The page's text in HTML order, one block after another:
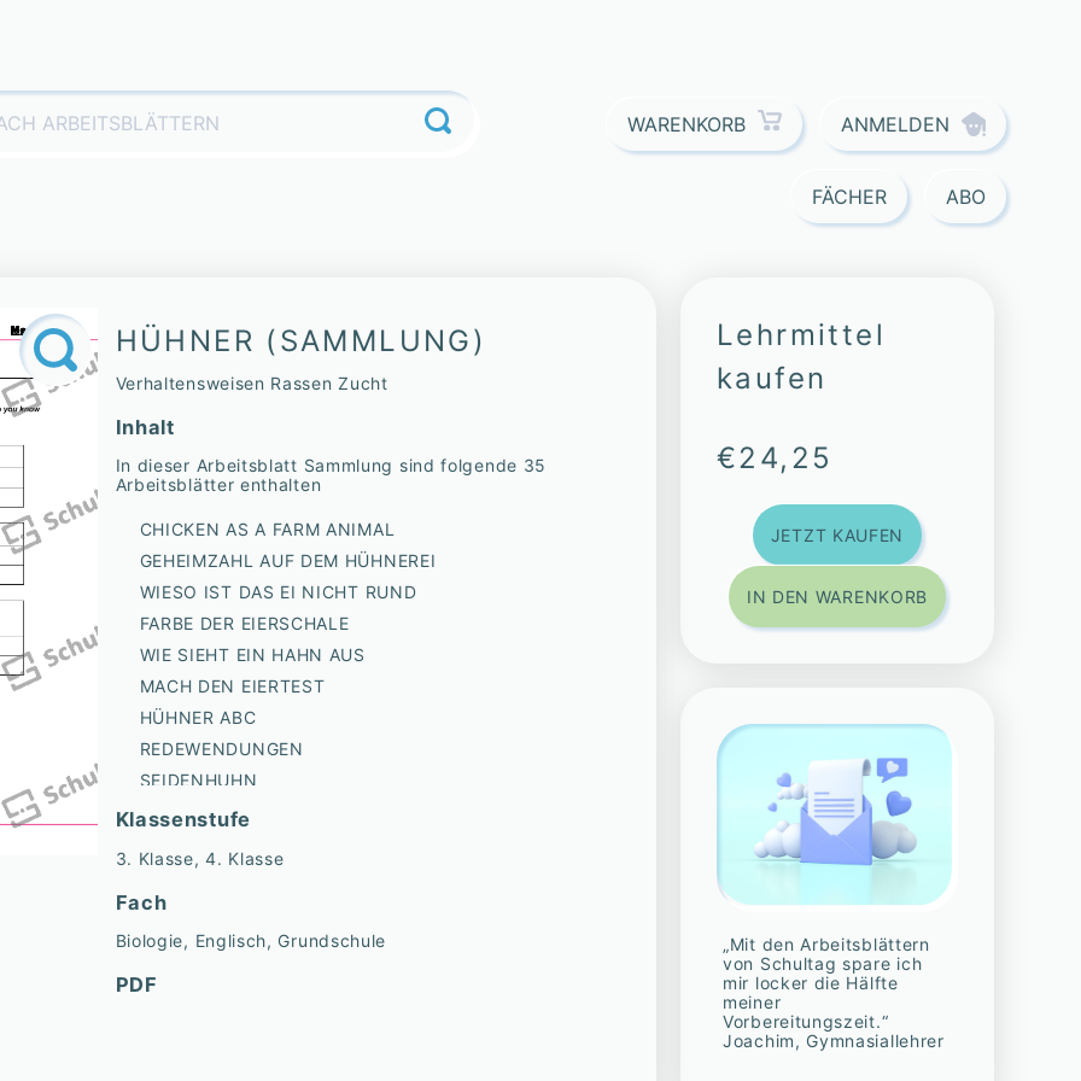
WARENKORB ANMELDEN
FÄCHER ABO
HÜHNER (SAMMLUNG)
Verhaltensweisen Rassen Zucht
Inhalt
In dieser Arbeitsblatt Sammlung sind folgende 35
Arbeitsblätter enthalten
CHICKEN AS A FARM ANIMAL
GEHEIMZAHL AUF DEM HÜHNEREI
WIESO IST DAS EI NICHT RUND
FARBE DER EIERSCHALE
WIE SIEHT EIN HAHN AUS
MACH DEN EIERTEST
HÜHNER ABC
REDEWENDUNGEN
SEIDENHUHN
LIEDTEXT
HUHN ODER NICHT HUHN
FEINDE DES HUHNS
HAUSHUHN
Klassenstufe
3. Klasse, 4. Klasse
Fach
Biologie, Englisch, Grundschule
PDF
Lehrmittel
kaufen
€24,25
JETZT KAUFEN
IN DEN WARENKORB
„Mit den Arbeitsblättern
von Schultag spare ich
mir locker die Hälfte
meiner
Vorbereitungszeit.“
Joachim, Gymnasiallehrer